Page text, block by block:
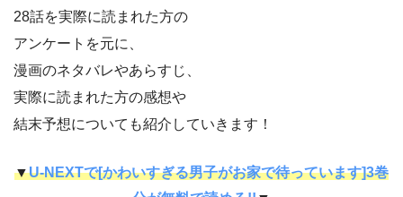
28話を実際に読まれた方の
アンケートを元に、
漫画のネタバレやあらすじ、
実際に読まれた方の感想や
結末予想についても紹介していきます！
▼U-NEXTで[かわいすぎる男子がお家で待っています]3巻